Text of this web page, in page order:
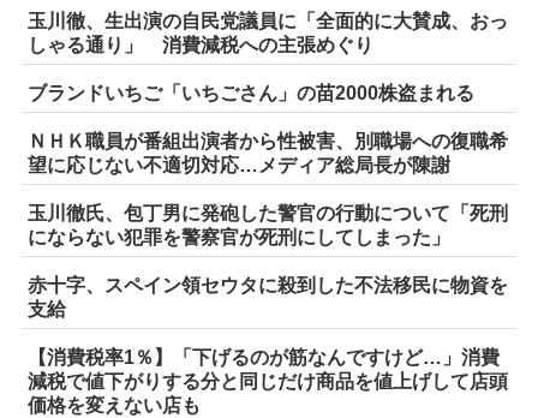
玉川徹、生出演の自民党議員に「全面的に大賛成、おっ
しゃる通り」 消費減税への主張めぐり
ブランドいちご「いちごさん」の苗2000株盗まれる
ＮＨＫ職員が番組出演者から性被害、別職場への復職希
望に応じない不適切対応…メディア総局長が陳謝
玉川徹氏、包丁男に発砲した警官の行動について「死刑
にならない犯罪を警察官が死刑にしてしまった」
赤十字、スペイン領セウタに殺到した不法移民に物資を
支給
【消費税率1％】「下げるのが筋なんですけど…」消費
減税で値下がりする分と同じだけ商品を値上げして店頭
価格を変えない店も